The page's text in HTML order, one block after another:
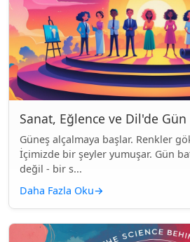
Sanat, Eğlence ve Dil'de Gün
Güneş alçalmaya başlar. Renkler
İçimizde bir şeyler yumuşar. Gün
değil - bir s...
Daha Fazla Oku→